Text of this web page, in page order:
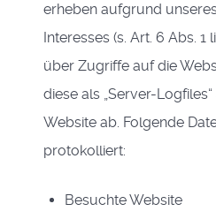
erheben aufgrund
Interesses (s. Art. 6 Abs. 1
über Zugriffe auf die
diese als „Server-
Website ab. Folgende
protokolliert:
Besuchte Website